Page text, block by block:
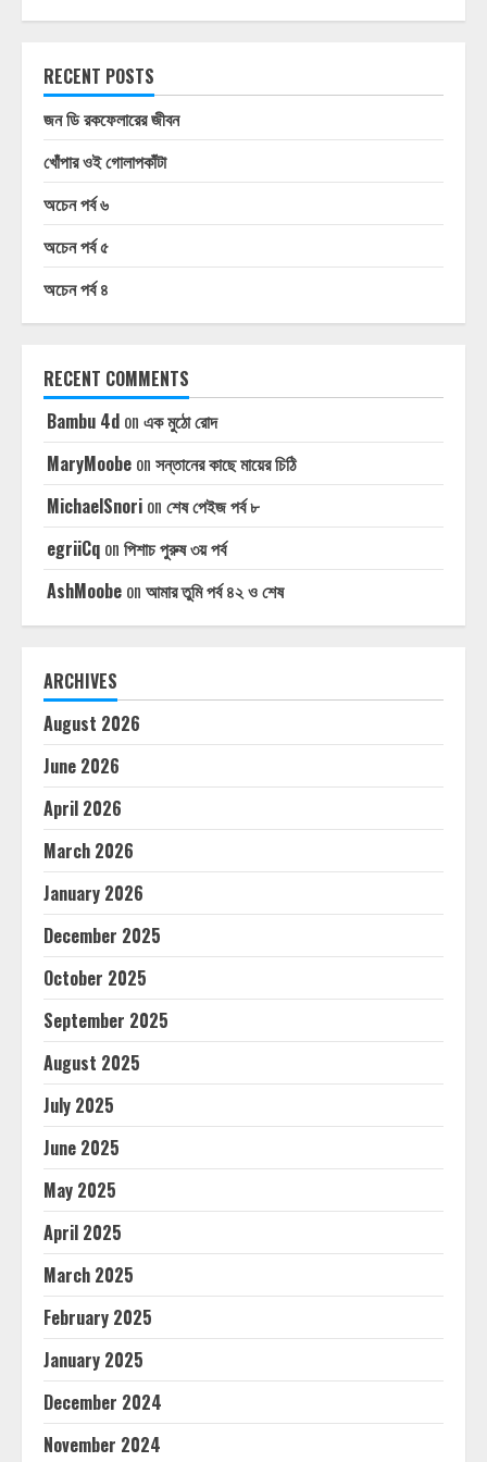
RECENT POSTS
জন ডি রকফেলারের জীবন
খোঁপার ওই গোলাপকাঁটা
অচেন পর্ব ৬
অচেন পর্ব ৫
অচেন পর্ব ৪
RECENT COMMENTS
Bambu 4d on এক মুঠো রোদ
MaryMoobe on সন্তানের কাছে মায়ের চিঠি
MichaelSnori on শেষ পেইজ পর্ব ৮
egriiCq on পিশাচ পুরুষ ৩য় পর্ব
AshMoobe on আমার তুমি পর্ব ৪২ ও শেষ
ARCHIVES
August 2026
June 2026
April 2026
March 2026
January 2026
December 2025
October 2025
September 2025
August 2025
July 2025
June 2025
May 2025
April 2025
March 2025
February 2025
January 2025
December 2024
November 2024